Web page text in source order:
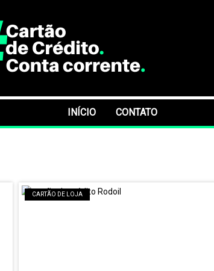
INÍCIO CONTATO
CARTÃO DE LOJA